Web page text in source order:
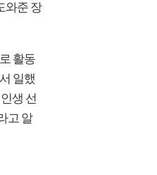
와준 장
활동
일했
생 선
고 알